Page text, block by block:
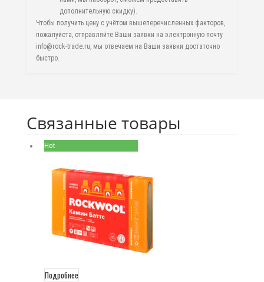
дополнительную скидку).
Чтобы получить цену с учётом вышеперечисленных факторов,
пожалуйста, отправляйте Ваши заявки на электронную почту
info@rock-trade.ru, мы отвечаем на Ваши заявки достаточно
быстро.
Связанные товары
Hot
Подробнее